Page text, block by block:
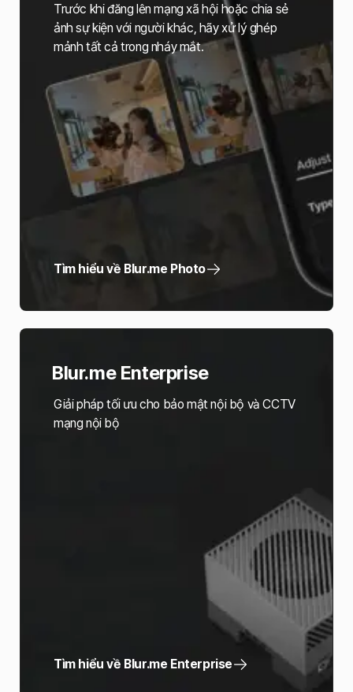
Trước khi đăng lên mạng xã hội hoặc chia sẻ
ảnh sự kiện với người khác, hãy xử lý ghép
mảnh tất cả trong nháy mắt.
Tìm hiểu về Blur.me Photo
Blur.me Enterprise
Giải pháp tối ưu cho bảo mật nội bộ và CCTV
mạng nội bộ
Tìm hiểu về Blur.me Enterprise